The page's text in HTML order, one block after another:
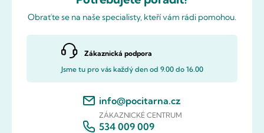
Obraťte se na naše specialisty, kteří vám rádi pomohou.
Zákaznická podpora
Jsme tu pro vás každý den od 9.00 do 16.00
info@pocitarna.cz
ZÁKAZNICKÉ CENTRUM
534 009 009